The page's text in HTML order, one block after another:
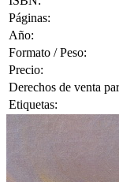
Páginas:
Año:
Formato / Peso:
Precio:
Derechos de venta
Etiquetas: